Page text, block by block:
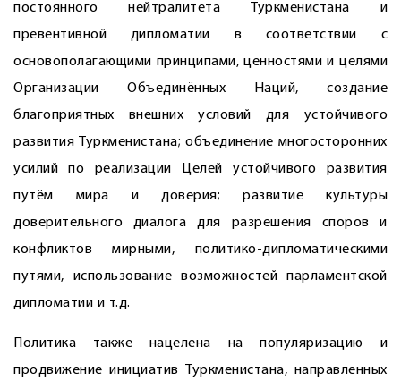
постоянного нейтралитета Туркменистана и
превентивной дипломатии в соответствии с
основополагающими принципами, ценностями и целями
Организации Объединённых Наций, создание
благоприятных внешних условий для устойчивого
развития Туркменистана; объединение многосторонних
усилий по реализации Целей устойчивого развития
путём мира и доверия; развитие культуры
доверительного диалога для разрешения споров и
конфликтов мирными, политико-дипломатическими
путями, использование возможностей парламентской
дипломатии и т.д.
Политика также нацелена на популяризацию и
продвижение инициатив Туркменистана, направленных